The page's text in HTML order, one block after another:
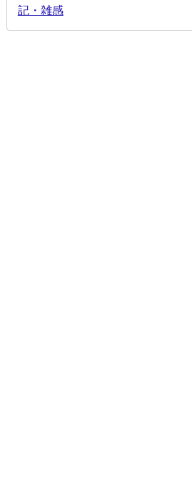
記・雑感